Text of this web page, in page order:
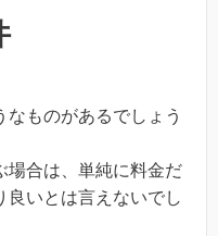
なものがあるでしょう
場合は、単純に料金だ
良いとは言えないでし